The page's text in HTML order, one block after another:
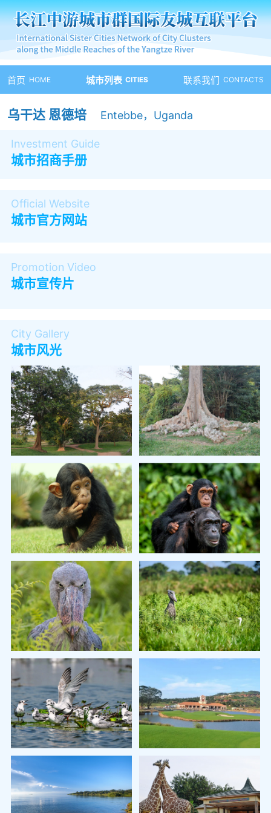
首页 HOME 城市列表 CITIES 联系我们 CONTACTS
乌干达 恩德培 Entebbe，Uganda
Investment Guide
城市招商手册
Official Website
城市官方网站
Promotion Video
城市宣传片
City Gallery
城市风光